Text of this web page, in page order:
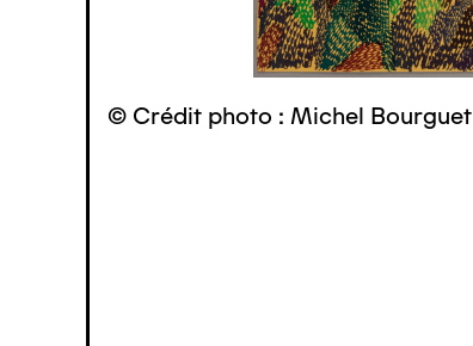
© Crédit photo : Michel Bourguet